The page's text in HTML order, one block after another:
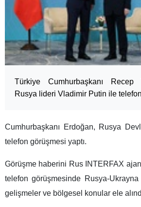
Türkiye Cumhurbaşkanı Recep
Rusya lideri Vladimir Putin ile
Cumhurbaşkanı Erdoğan, Rusya
telefon görüşmesi yaptı.
Görüşme haberini Rus INTERFAX
telefon görüşmesinde Rusya-
gelişmeler ve bölgesel konular ele